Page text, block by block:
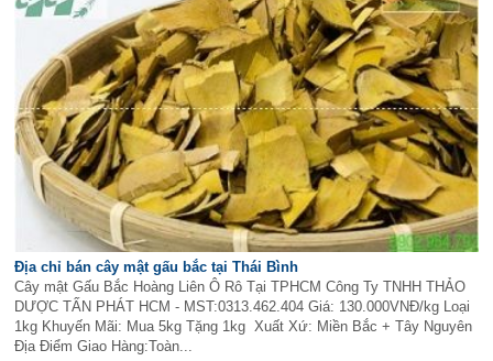
Địa chỉ bán cây mật gấu bắc tại Thái Bình
Cây mật Gấu Bắc Hoàng Liên Ô Rô Tại TPHCM Công Ty TNHH THẢO
DƯỢC TẤN PHÁT HCM - MST:0313.462.404 Giá: 130.000VNĐ/kg Loại
1kg Khuyến Mãi: Mua 5kg Tặng 1kg Xuất Xứ: Miền Bắc + Tây Nguyên
Địa Điểm Giao Hàng:Toàn...